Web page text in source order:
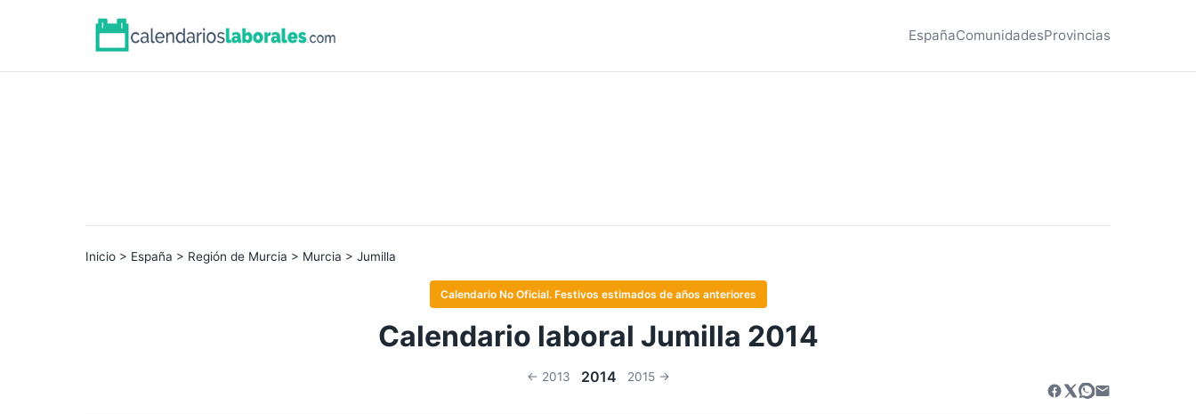
EspañaComunidadesProvincias
Inicio > España > Región de Murcia > Murcia > Jumilla
Calendario No Oficial. Festivos estimados de años anteriores
Calendario laboral Jumilla 2014
← 2013 2014 2015 →